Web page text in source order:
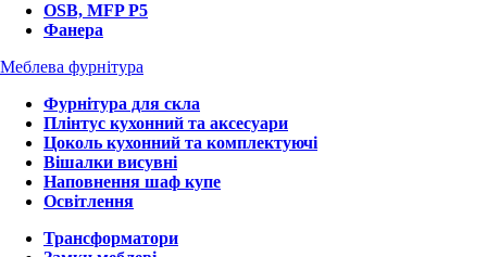
OSB, MFP P5
Фанера
Меблева фурнітура
Фурнітура для скла
Плінтус кухонний та аксесуари
Цоколь кухонний та комплектуючі
Вішалки висувні
Наповнення шаф купе
Освітлення
Трансформатори